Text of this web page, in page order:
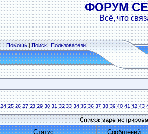
ФОРУМ
Всё, что
|Помощь|Поиск|Пользователи|
24 25 26 27 28 29 30 31 32 33 34 35 36 37 38 39 40 41 42 43
Список
Статус: Сообщений: